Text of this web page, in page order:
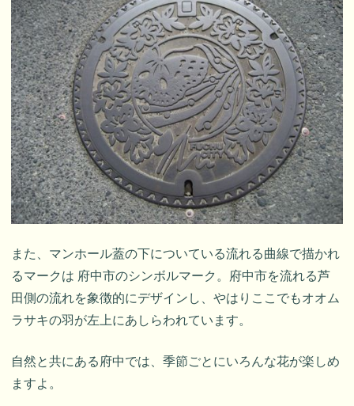
また、マンホール蓋の下についている流れる曲線で描かれ
るマークは 府中市のシンボルマーク。府中市を流れる芦
田側の流れを象徴的にデザインし、やはりここでもオオム
ラサキの羽が左上にあしらわれています。
自然と共にある府中では、季節ごとにいろんな花が楽しめ
ますよ。